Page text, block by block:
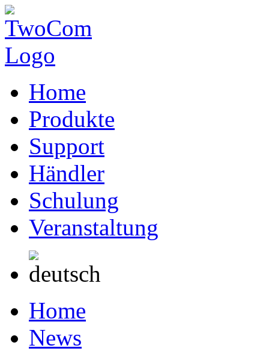
Home
Produkte
Support
Händler
Schulung
Veranstaltung
Home
News